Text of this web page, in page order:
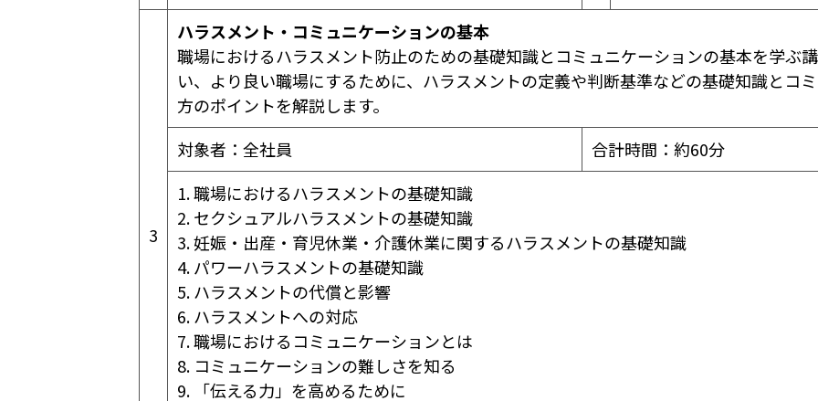
3
ハラスメント・コミュニケーションの基本
職場におけるハラスメント防止のための基礎知識とコミュニケーションの基本を学ぶ
い、より良い職場にするために、ハラスメントの定義や判断基準などの基礎知識とコ
方のポイントを解説します。
対象者：全社員
合計時間：約60分
1. 職場におけるハラスメントの基礎知識
2. セクシュアルハラスメントの基礎知識
3. 妊娠・出産・育児休業・介護休業に関するハラスメントの基礎知識
4. パワーハラスメントの基礎知識
5. ハラスメントの代償と影響
6. ハラスメントへの対応
7. 職場におけるコミュニケーションとは
8. コミュニケーションの難しさを知る
9. 「伝える力」を高めるために